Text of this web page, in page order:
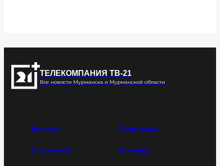
ТЕЛЕКОМПАНИЯ ТВ-21
Все новости Мурманска и Мурманской области
Новости Программы
О компании Команда